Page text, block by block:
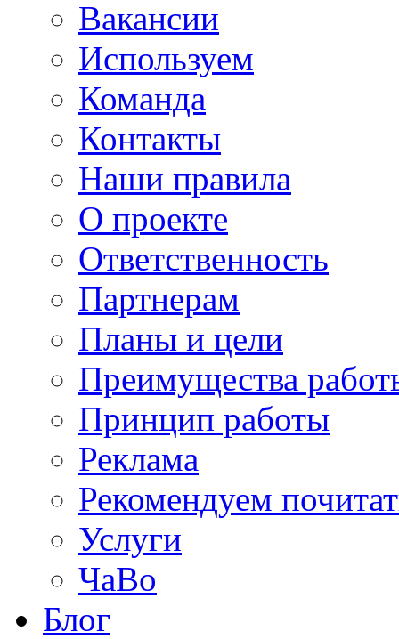
Вакансии
Используем
Команда
Контакты
Наши правила
О проекте
Ответственность
Партнерам
Планы и цели
Преимущества
Принцип работы
Реклама
Рекомендуем
Услуги
ЧаВо
Блог